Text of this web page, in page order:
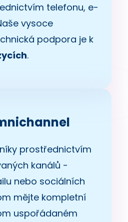
telefonu, e-
vysoce
podpora je k
.
prostřednictvím
kanálů -
nebo sociálních
mějte kompletní
uspořádaném